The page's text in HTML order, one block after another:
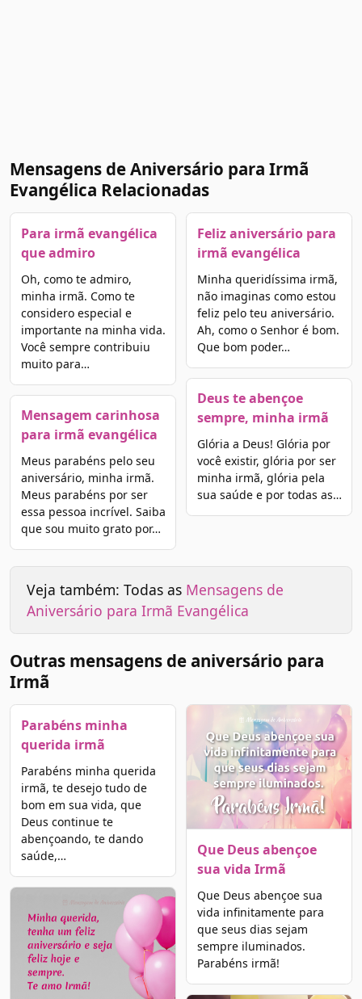
Mensagens de Aniversário para Irmã
Evangélica Relacionadas
Para irmã evangélica
que admiro
Oh, como te admiro,
minha irmã. Como te
considero especial e
importante na minha vida.
Você sempre contribuiu
muito para…
Mensagem carinhosa
para irmã evangélica
Meus parabéns pelo seu
aniversário, minha irmã.
Meus parabéns por ser
essa pessoa incrível. Saiba
que sou muito grato por…
Feliz aniversário para
irmã evangélica
Minha queridíssima irmã,
não imaginas como estou
feliz pelo teu aniversário.
Ah, como o Senhor é bom.
Que bom poder…
Deus te abençoe
sempre, minha irmã
Glória a Deus! Glória por
você existir, glória por ser
minha irmã, glória pela
sua saúde e por todas as…
Veja também: Todas as Mensagens de
Aniversário para Irmã Evangélica
Outras mensagens de aniversário para
Irmã
Parabéns minha
querida irmã
Parabéns minha querida
irmã, te desejo tudo de
bom em sua vida, que
Deus continue te
abençoando, te dando
saúde,…
Que Deus abençoe
sua vida Irmã
Que Deus abençoe sua
vida infinitamente para
que seus dias sejam
sempre iluminados.
Parabéns irmã!